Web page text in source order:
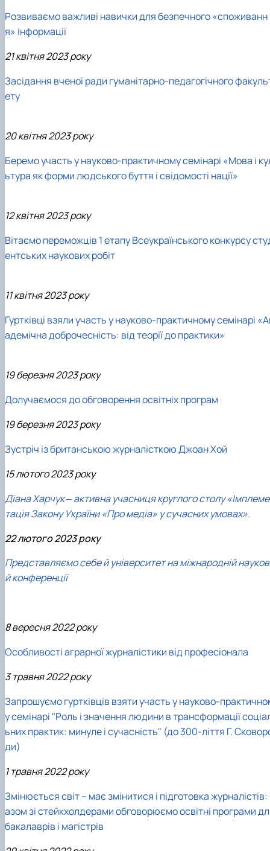
Розвиваємо важливі навички для безпечного «споживанн
я» інформації
21 квітня 2023 року
Засідання вченої ради гуманітарно-педагогічного
ету
20 квітня 2023 року
Беремо участь у науково-практичному семінарі «Мова і
ьтура як форми людського буття і свідомості нації»
12 квітня 2023 року
Вітаємо переможців 1 етапу Всеукраїнського конкурсу
ентських наукових робіт
11 квітня 2023 року
Гуртківці взяли участь у науково-практичному семінарі
адемічна доброчесність: від теорії до практики»
19 березня 2023 року
Долучаємося до обговорення освітніх програм
19 березня 2023 року
Зустріч із британською журналісткою Джоан Хой
15 лютого 2023 року
Діана Харчук ‒ активна учасниця круглого столу
тація Закону України «Про медіа» у сучасних умовах».
22 лютого 2023 року
Представляємо себе й університет на міжнародній
й конференції
8 вересня 2022 року
Особливості аграрної журналістики від професіонала
3 травня 2022 року
Запрошуємо гуртківців взяти участь у науково-
у семінарі "Роль і значення людини в трансформації
ьних практик: минуле і сучасність" (до 300-ліття Г.
ди)
1 травня 2022 року
Змінюється світ – має змінитися і підготовка журналістів:
азом зі стейкхолдерами обговорюємо освітні програми
бакалаврів і магістрів